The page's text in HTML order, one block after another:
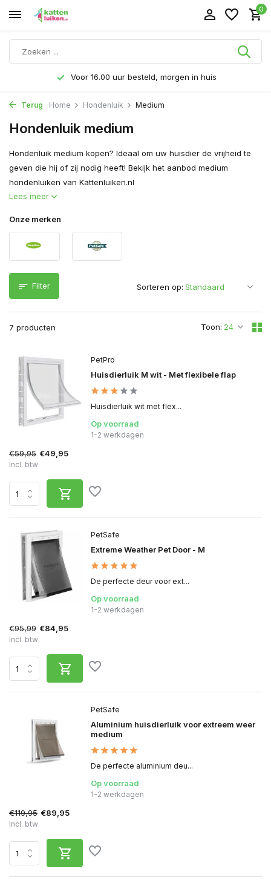
0
Voor 16.00 uur besteld, morgen in huis
Terug Home Hondenluik Medium
Hondenluik medium
Hondenluik medium kopen? Ideaal om uw huisdier de vrijheid te
geven die hij of zij nodig heeft! Bekijk het aanbod medium
hondenluiken van Kattenluiken.nl
Lees meer
Onze merken
Filter
7 producten Toon:
Sorteren op:
PetSafe
Aluminium huisdierluik voor extreem weer
medium
De perfecte aluminium deu...
Op voorraad
1-2 werkdagen
€119,95 €89,95
Incl. btw
PetSafe
Extreme Weather Pet Door - M
De perfecte deur voor ext...
Op voorraad
1-2 werkdagen
€95,99 €84,95
Incl. btw
PetPro
Huisdierluik M wit - Met flexibele flap
Huisdierluik wit met flex...
Op voorraad
1-2 werkdagen
€59,95 €49,95
Incl. btw